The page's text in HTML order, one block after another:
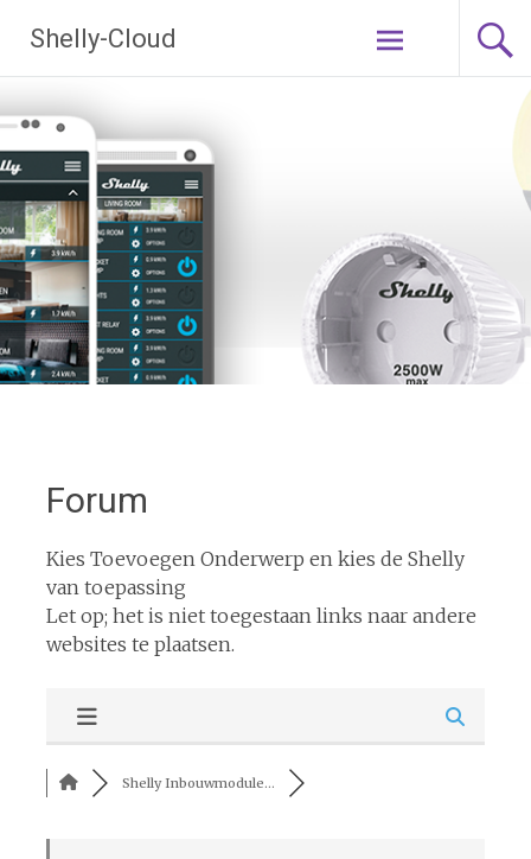
naar
de
Shelly-Cloud
Forum
Kies Toevoegen Onderwerp en kies de Shelly
van toepassing
Let op; het is niet toegestaan links naar andere
websites te plaatsen.
Shelly Inbouwmodule...